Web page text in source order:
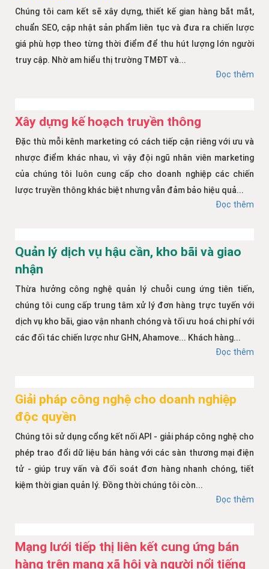
Chúng tôi cam kết sẽ xây dựng, thiết kế gian hàng bắt mắt,
chuẩn SEO, cập nhật sản phẩm liên tục và đưa ra chiến lược
giá phù hợp theo từng thời điểm để thu hút lượng lớn người
truy cập. Nhờ am hiểu thị trường TMĐT và...
Đọc thêm
Xây dựng kế hoạch truyền thông
Đặc thù mỗi kênh marketing có cách tiếp cận riêng với ưu và
nhược điểm khác nhau, vì vậy đội ngũ nhân viên marketing
của chúng tôi luôn cung cấp cho doanh nghiệp các chiến
lược truyền thông khác biệt nhưng vẫn đảm bảo hiệu quả...
Đọc thêm
Quản lý dịch vụ hậu cần, kho bãi và giao
nhận
Thừa hưởng công nghệ quản lý chuỗi cung ứng tiên tiến,
chúng tôi cung cấp trung tâm xử lý đơn hàng trực tuyến với
dịch vụ kho bãi, giao vận nhanh chóng và tối ưu hoá chi phí với
các đối tác chiến lược như GHN, Ahamove... Khách hàng...
Đọc thêm
Giải pháp công nghệ cho doanh nghiệp
độc quyền
Chúng tôi sử dụng cổng kết nối API - giải pháp công nghệ cho
phép trao đổi dữ liệu bán hàng với các sàn thương mại điện
tử - giúp truy vấn và đối soát đơn hàng nhanh chóng, tiết
kiệm thời gian quản lý. Đồng thời chúng tôi còn...
Đọc thêm
Mạng lưới tiếp thị liên kết cung ứng bán
hàng trên mạng xã hội và người nổi tiếng